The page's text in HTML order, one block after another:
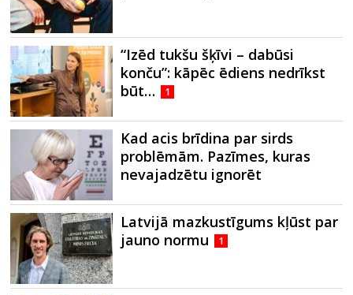
“Izēd tukšu šķīvi – dabūsi
konču”: kāpēc ēdiens nedrīkst
būt…
1
Kad acis brīdina par sirds
problēmām. Pazīmes, kuras
nevajadzētu ignorēt
Latvijā mazkustīgums kļūst par
jauno normu
1